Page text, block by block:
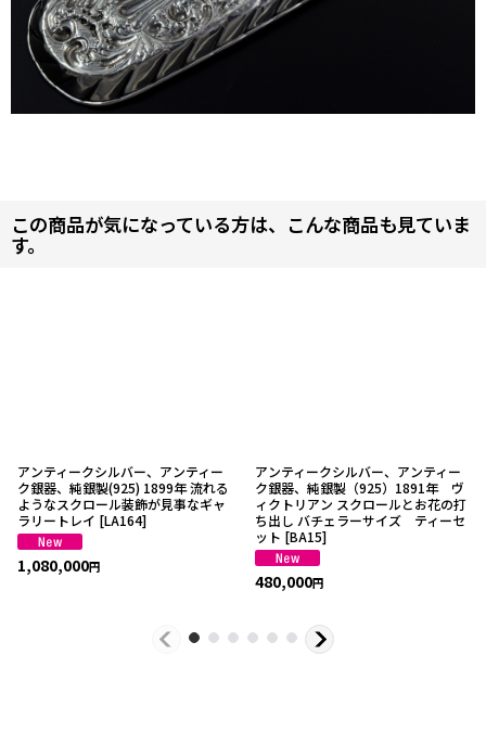
この商品が気になっている方は、こんな商品も見ていま
す。
アンティークシルバー、アンティー
ク銀器、純銀製(925) 1899年 流れる
ようなスクロール装飾が見事なギャ
ラリートレイ [LA164]
1,080,000円
アンティークシルバー、アンティー
ク銀器、純銀製（925）1891年 ヴ
ィクトリアン スクロールとお花の打
ち出し バチェラーサイズ ティーセ
ット [BA15]
480,000円